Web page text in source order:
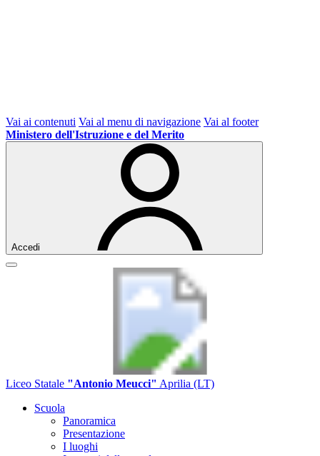
Vai ai contenuti Vai al menu di navigazione Vai al footer
Ministero dell'Istruzione e del Merito
Accedi
Liceo Statale "Antonio Meucci" Aprilia (LT)
Scuola
Panoramica
Presentazione
I luoghi